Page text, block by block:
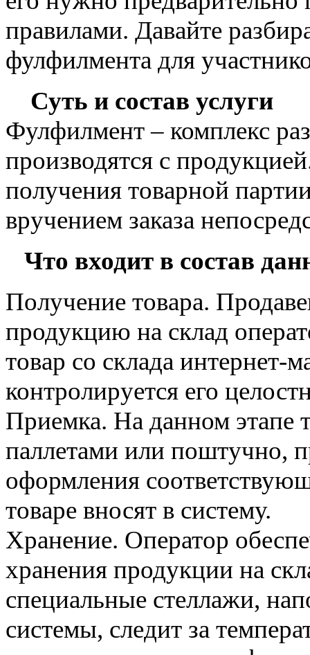
правилами. Давайте
фулфилмента для
Суть и состав услуги
Фулфилмент – комплекс
производятся с
получения товарной
вручением заказа
Что входит в состав
Получение товара.
продукцию на склад
товар со склада интернет-
контролируется его
Приемка. На данном этапе
паллетами или поштучно,
оформления
товаре вносят в систему.
Хранение. Оператор
хранения продукции на
специальные стеллажи,
системы, следит за